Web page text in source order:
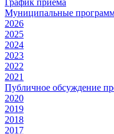
График приема
Муниципальные
2026
2025
2024
2023
2022
2021
Публичное обсуждение
2020
2019
2018
2017